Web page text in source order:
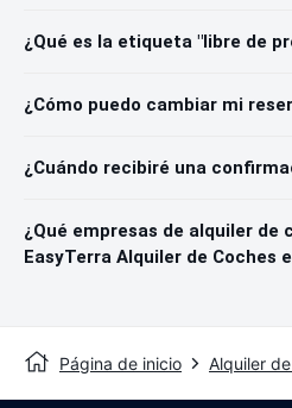
¿Qué es la etiqueta "libre de
¿Cómo puedo cambiar mi
¿Cuándo recibiré una
¿Qué empresas de alquiler de
EasyTerra Alquiler de Coches
Página de inicio Alquiler